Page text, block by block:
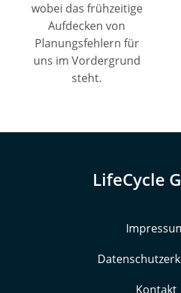
wobei das frühzeitige
Aufdecken von
Planungsfehlern für
uns im Vordergrund
steht.
LifeCycle
Kontakt